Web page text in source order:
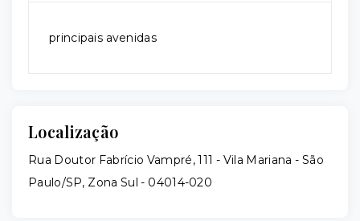
principais avenidas
Localização
Rua Doutor Fabrício Vampré, 111 - Vila Mariana - São
Paulo/SP, Zona Sul - 04014-020